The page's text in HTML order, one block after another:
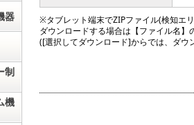
※タブレット端末でZIPファイル(検知エ
ダウンロードする場合は【ファイル名
([選択してダウンロード]からでは、ダ
器
制
機